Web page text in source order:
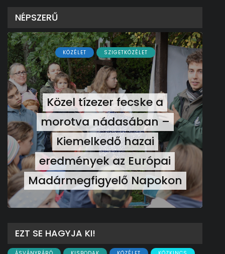
NÉPSZERŰ
KÖZÉLET SZIGETKÖZÉLET
Közel tízezer fecske a
morotva nádasában –
Kiemelkedő hazai
eredmények az Európai
Madármegfigyelő Napokon
EZT SE HAGYJA KI!